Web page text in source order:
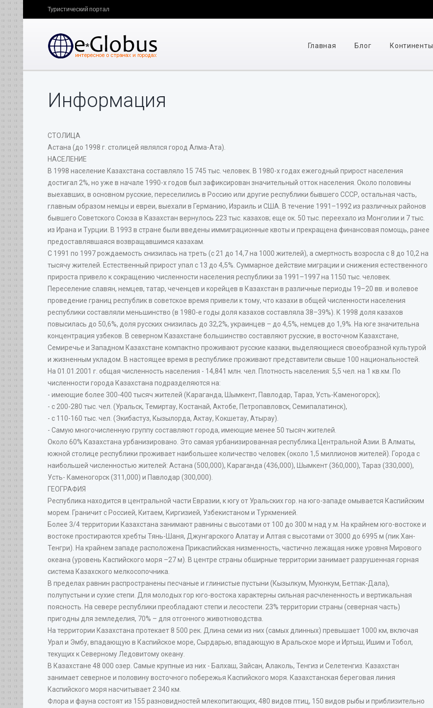
Туристический портал
Главная Блог Континенты
Информация
СТОЛИЦА
Астана (до 1998 г. столицей являлся город Алма-Ата).
НАСЕЛЕНИЕ
В 1998 население Казахстана составляло 15 745 тыс. человек. В 1980-х годах ежегодный прирост населения
достигал 2%, но уже в начале 1990-х годов был зафиксирован значительный отток населения. Около половины
выехавших, в основном русские, переселились в Россию или другие республики бывшего СССР, остальная часть,
главным образом немцы и евреи, выехали в Германию, Израиль и США. В течение 1991–1992 из различных районов
бывшего Советского Союза в Казахстан вернулось 223 тыс. казахов; еще ок. 50 тыс. переехало из Монголии и 7 тыс.
из Ирана и Турции. В 1993 в стране были введены иммиграционные квоты и прекращена финансовая помощь, ранее
предоставлявшаяся возвращавшимся казахам.
С 1991 по 1997 рождаемость снизилась на треть (с 21 до 14,7 на 1000 жителей), а смертность возросла с 8 до 10,2 на
тысячу жителей. Естественный прирост упал с 13 до 4,5%. Суммарное действие миграции и снижения естественного
прироста привело к сокращению численности населения республики за 1991–1997 на 1150 тыс. человек.
Переселение славян, немцев, татар, чеченцев и корейцев в Казахстан в различные периоды 19–20 вв. и волевое
проведение границ республик в советское время привели к тому, что казахи в общей численности населения
республики составляли меньшинство (в 1980-е годы доля казахов составляла 38–39%). К 1998 доля казахов
повысилась до 50,6%, доля русских снизилась до 32,2%, украинцев – до 4,5%, немцев до 1,9%. На юге значительна
концентрация узбеков. В северном Казахстане большинство составляют русские, в восточном Казахстане,
Семиречье и Западном Казахстане компактно проживают русские казаки, выделяющиеся своеобразной культурой
и жизненным укладом. В настоящее время в республике проживают представители свыше 100 национальностей.
На 01.01.2001 г. общая численность населения - 14,841 млн. чел. Плотность населения: 5,5 чел. на 1 кв.км. По
численности города Казахстана подразделяются на:
- имеющие более 300-400 тысяч жителей (Караганда, Шымкент, Павлодар, Тараз, Усть-Каменогорск);
- с 200-280 тыс. чел. (Уральск, Темиртау, Костанай, Актобе, Петропавловск, Семипалатинск),
- с 110-160 тыс. чел. (Экибастуз, Кызылорда, Актау, Кокшетау, Атырау).
- Самую многочисленную группу составляют города, имеющие менее 50 тысяч жителей.
Около 60% Казахстана урбанизировано. Это самая урбанизированная республика Центральной Азии. В Алматы,
южной столице республики проживает наибольшее количество человек (около 1,5 миллионов жителей). Города с
наибольшей численностью жителей: Астана (500,000), Караганда (436,000), Шымкент (360,000), Тараз (330,000),
Усть- Каменогорск (311,000) и Павлодар (300,000).
ГЕОГРАФИЯ
Республика находится в центральной части Евразии, к югу от Уральских гор. на юго-западе омывается Каспийским
морем. Граничит с Россией, Китаем, Киргизией, Узбекистаном и Туркменией.
Более 3/4 территории Казахстана занимают равнины с высотами от 100 до 300 м над у.м. На крайнем юго-востоке и
востоке простираются хребты Тянь-Шаня, Джунгарского Алатау и Алтая с высотами от 3000 до 6995 м (пик Хан-
Тенгри). На крайнем западе расположена Прикаспийская низменность, частично лежащая ниже уровня Мирового
океана (уровень Каспийского моря –27 м). В центре страны обширные территории занимает разрушенная горная
система Казахского мелкосопочника.
В пределах равнин распространены песчаные и глинистые пустыни (Кызылкум, Муюнкум, Бетпак-Дала),
полупустыни и сухие степи. Для молодых гор юго-востока характерны сильная расчлененность и вертикальная
поясность. На севере республики преобладают степи и лесостепи. 23% территории страны (северная часть)
пригодны для земледелия, 70% – для отгонного животноводства.
На территории Казахстана протекает 8 500 рек. Длина семи из них (самых длинных) превышает 1000 км, включая
Урал и Эмбу, впадающую в Каспийское море, Сырдарью, впадающую в Аральское море и Иртыш, Ишим и Тобол,
текущих к Северному Ледовитому океану.
В Казахстане 48 000 озер. Самые крупные из них - Балхаш, Зайсан, Алаколь, Тенгиз и Селетенгиз. Казахстан
занимает северное и половину восточного побережья Каспийского моря. Казахстанская береговая линия
Каспийского моря насчитывает 2 340 км.
Флора и фауна состоят из 155 разновидностей млекопитающих, 480 видов птиц, 150 видов рыбы и приблизительно